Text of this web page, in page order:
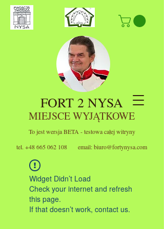
FORT 2 NYSA
MIEJSCE WYJĄTKOWE
To jest wersja BETA - testowa całej witryny
tel. +48 665 062 108 email:biuro@fortynysa.com
Widget Didn’t Load
Check your internet and refresh
this page.
If that doesn’t work, contact us.